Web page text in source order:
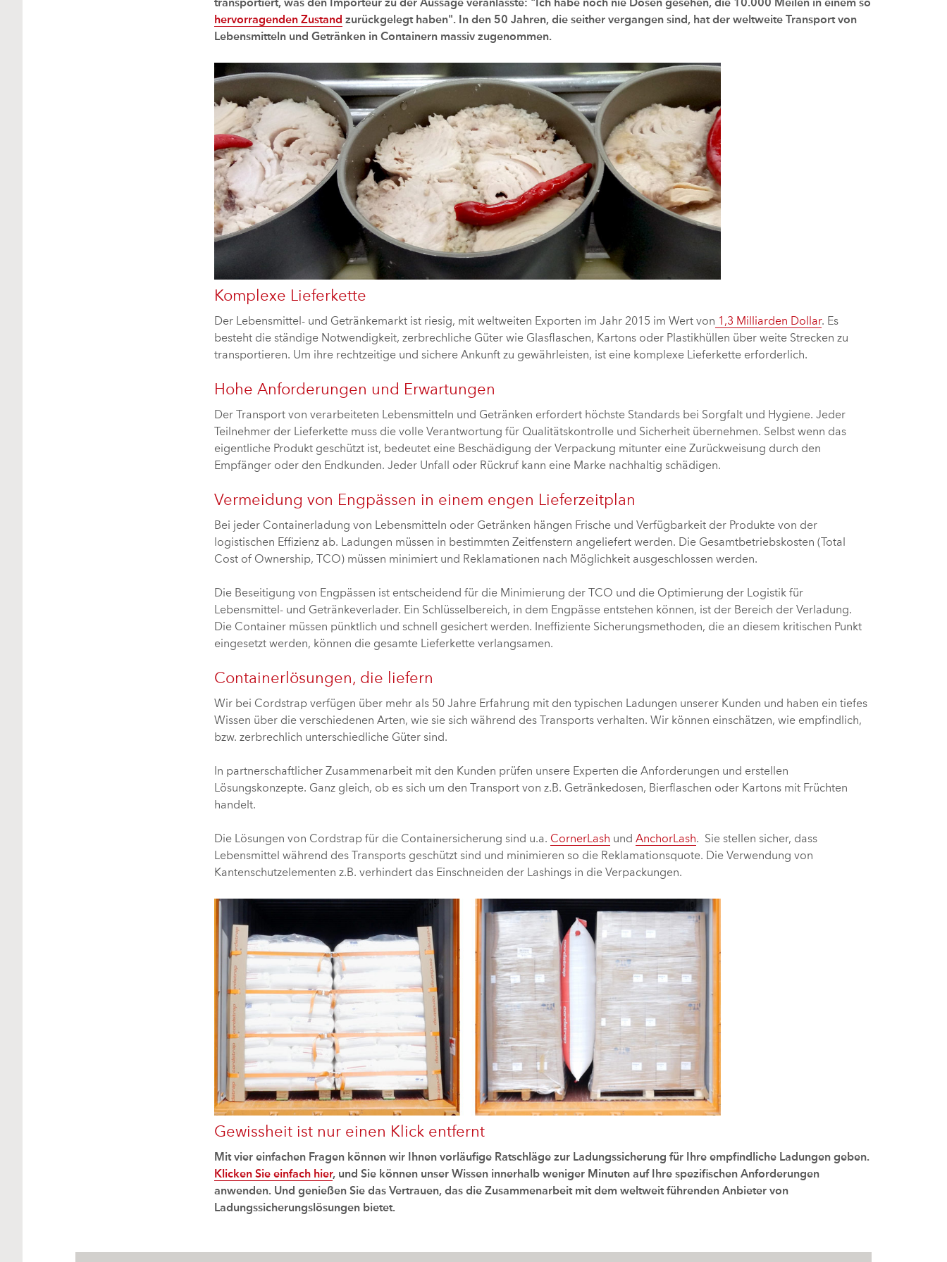
transportiert, was den Importeur zu der Aussage veranlasste: "Ich habe noch nie Dosen gesehen, die 10.000 Meilen in einem so
hervorragenden Zustand zurückgelegt haben". In den 50 Jahren, die seither vergangen sind, hat der weltweite Transport von
Lebensmitteln und Getränken in Containern massiv zugenommen.
Komplexe Lieferkette
Der Lebensmittel- und Getränkemarkt ist riesig, mit weltweiten Exporten im Jahr 2015 im Wert von 1,3 Milliarden Dollar. Es
besteht die ständige Notwendigkeit, zerbrechliche Güter wie Glasflaschen, Kartons oder Plastikhüllen über weite Strecken zu
transportieren. Um ihre rechtzeitige und sichere Ankunft zu gewährleisten, ist eine komplexe Lieferkette erforderlich.
Hohe Anforderungen und Erwartungen
Der Transport von verarbeiteten Lebensmitteln und Getränken erfordert höchste Standards bei Sorgfalt und Hygiene. Jeder
Teilnehmer der Lieferkette muss die volle Verantwortung für Qualitätskontrolle und Sicherheit übernehmen. Selbst wenn das
eigentliche Produkt geschützt ist, bedeutet eine Beschädigung der Verpackung mitunter eine Zurückweisung durch den
Empfänger oder den Endkunden. Jeder Unfall oder Rückruf kann eine Marke nachhaltig schädigen.
Vermeidung von Engpässen in einem engen Lieferzeitplan
Bei jeder Containerladung von Lebensmitteln oder Getränken hängen Frische und Verfügbarkeit der Produkte von der
logistischen Effizienz ab. Ladungen müssen in bestimmten Zeitfenstern angeliefert werden. Die Gesamtbetriebskosten (Total
Cost of Ownership, TCO) müssen minimiert und Reklamationen nach Möglichkeit ausgeschlossen werden.
Die Beseitigung von Engpässen ist entscheidend für die Minimierung der TCO und die Optimierung der Logistik für
Lebensmittel- und Getränkeverlader. Ein Schlüsselbereich, in dem Engpässe entstehen können, ist der Bereich der Verladung.
Die Container müssen pünktlich und schnell gesichert werden. Ineffiziente Sicherungsmethoden, die an diesem kritischen Punkt
eingesetzt werden, können die gesamte Lieferkette verlangsamen.
Containerlösungen, die liefern
Wir bei Cordstrap verfügen über mehr als 50 Jahre Erfahrung mit den typischen Ladungen unserer Kunden und haben ein tiefes
Wissen über die verschiedenen Arten, wie sie sich während des Transports verhalten. Wir können einschätzen, wie empfindlich,
bzw. zerbrechlich unterschiedliche Güter sind.
In partnerschaftlicher Zusammenarbeit mit den Kunden prüfen unsere Experten die Anforderungen und erstellen
Lösungskonzepte. Ganz gleich, ob es sich um den Transport von z.B. Getränkedosen, Bierflaschen oder Kartons mit Früchten
handelt.
Die Lösungen von Cordstrap für die Containersicherung sind u.a. CornerLash und AnchorLash. Sie stellen sicher, dass
Lebensmittel während des Transports geschützt sind und minimieren so die Reklamationsquote. Die Verwendung von
Kantenschutzelementen z.B. verhindert das Einschneiden der Lashings in die Verpackungen.
Gewissheit ist nur einen Klick entfernt
Mit vier einfachen Fragen können wir Ihnen vorläufige Ratschläge zur Ladungssicherung für Ihre empfindliche Ladungen geben.
Klicken Sie einfach hier, und Sie können unser Wissen innerhalb weniger Minuten auf Ihre spezifischen Anforderungen
anwenden. Und genießen Sie das Vertrauen, das die Zusammenarbeit mit dem weltweit führenden Anbieter von
Ladungssicherungslösungen bietet.